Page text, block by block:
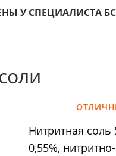
У СПЕЦИАЛИСТА
Нитритная соль
0,55%,